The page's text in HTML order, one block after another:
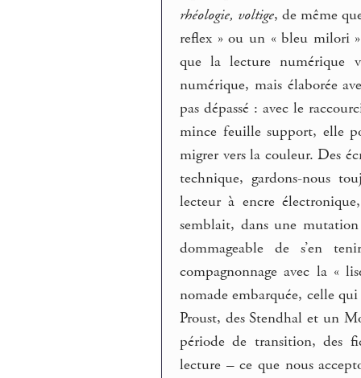
rhéologie, voltige, de même
reflex » ou un « bleu milori
que la lecture numérique
numérique, mais élaborée
pas dépassé : avec le
mince feuille support, elle
migrer vers la couleur. Des
technique, gardons-nous
lecteur à encre
semblait, dans une
dommageable de s’en
compagnonnage avec la «
nomade embarquée, celle
Proust, des Stendhal et un
période de transition, des
lecture – ce que nous